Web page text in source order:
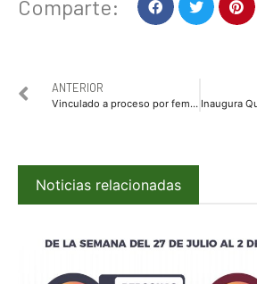
Comparte:
ANTERIOR
Vinculado a proceso por feminicidio
Noticias relacionadas